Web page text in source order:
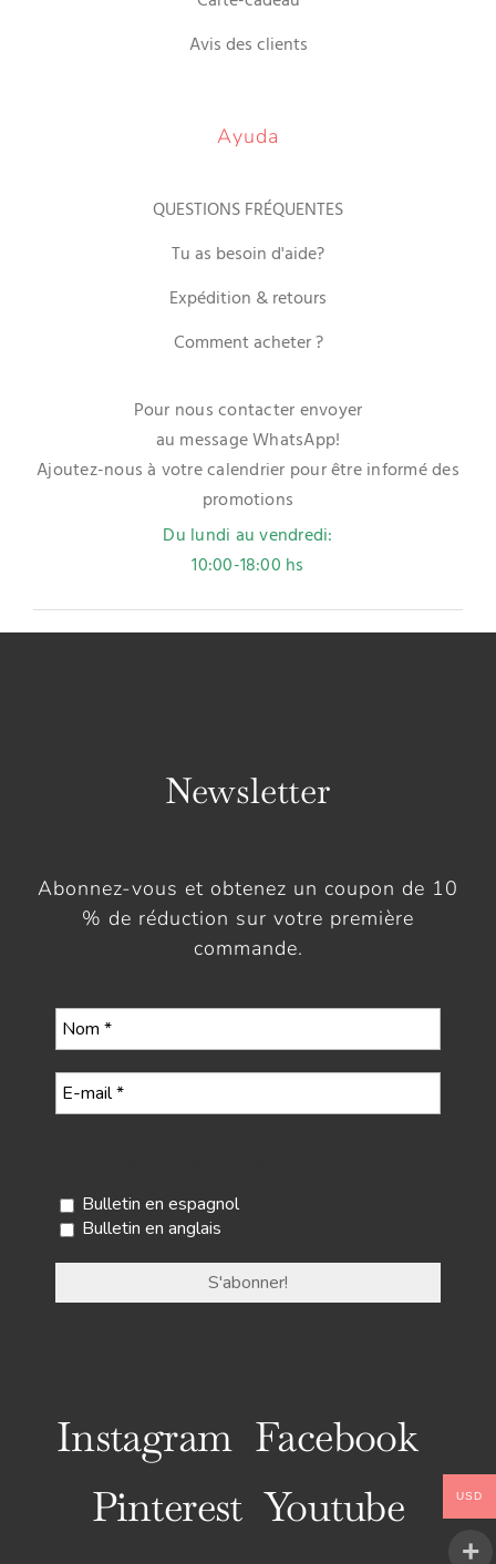
Avis des clients
Ayuda
QUESTIONS FRÉQUENTES
Tu as besoin d'aide?
Expédition & retours
Comment acheter ?
Pour nous contacter envoyer
au message WhatsApp!
Ajoutez-nous à votre calendrier pour être informé des
promotions
Du lundi au vendredi:
10:00-18:00 hs
Newsletter
Abonnez-vous et obtenez un coupon de 10
% de réduction sur votre première
commande.
Bulletin en espagnol
Bulletin en anglais
Instagram Facebook
Pinterest Youtube USD